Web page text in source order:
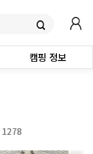
캠핑 정보
1278